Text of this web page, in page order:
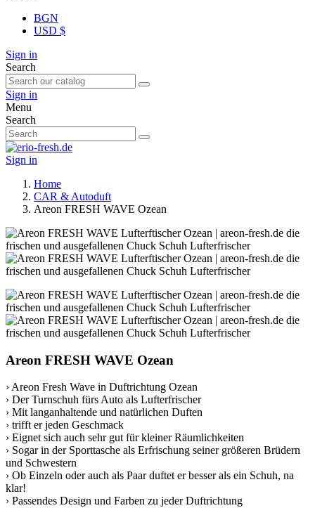
BGN
USD $
Sign in
Search
Sign in
Menu
Search
Sign in
Home
CAR & Autoduft
Areon FRESH WAVE Ozean
Areon FRESH WAVE Ozean
› Areon Fresh Wave in Duftrichtung Ozean
› Der Turnschuh fürs Auto als Lufterfrischer
› Mit langanhaltende und natürlichen Duften
› trifft er jeden Geschmack
› Eignet sich auch sehr gut für kleiner Räumlichkeiten
› Sogar in der Sporttasche als Erfrischung seiner größeren Brüdern
und Schwestern
› Ob Einzeln oder auch als Paar duftet er besser als ein Schuh, na
klar!
› Passendes Design und Farben zu jeder Duftrichtung